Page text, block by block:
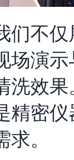
们不
场演
洗效
精密
。